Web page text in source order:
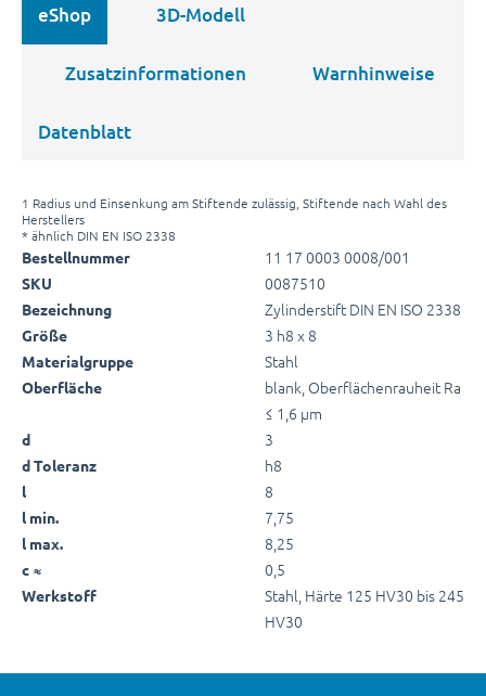
eShop 3D-Modell
Zusatzinformationen Warnhinweise
Datenblatt
1 Radius und Einsenkung am Stiftende zulässig, Stiftende nach Wahl des
Herstellers
* ähnlich DIN EN ISO 2338
Bestellnummer 11 17 0003 0008/001
SKU 0087510
Bezeichnung Zylinderstift DIN EN ISO 2338
Größe 3 h8 x 8
Materialgruppe Stahl
Oberfläche
blank, Oberflächenrauheit Ra
≤ 1,6 µm
d 3
d Toleranz h8
l 8
l min. 7,75
l max. 8,25
c ≈ 0,5
Werkstoff
Stahl, Härte 125 HV30 bis 245
HV30